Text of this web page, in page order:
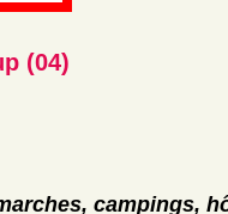
(04)
campings,